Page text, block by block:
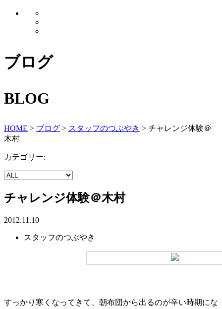
ブログ
BLOG
HOME > ブログ > スタッフのつぶやき > チャレンジ体験＠
木村
カテゴリー:
チャレンジ体験＠木村
2012.11.10
スタッフのつぶやき
すっかり寒くなってきて、朝布団から出るのが辛い時期にな